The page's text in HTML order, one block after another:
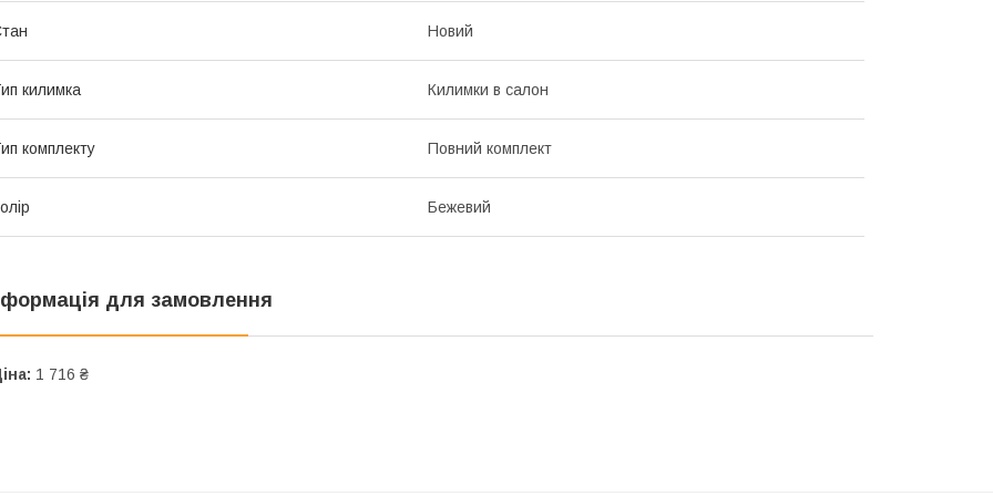
Новий
килимка Килимки в салон
комплекту Повний комплект
Бежевий
для замовлення
1 716 ₴